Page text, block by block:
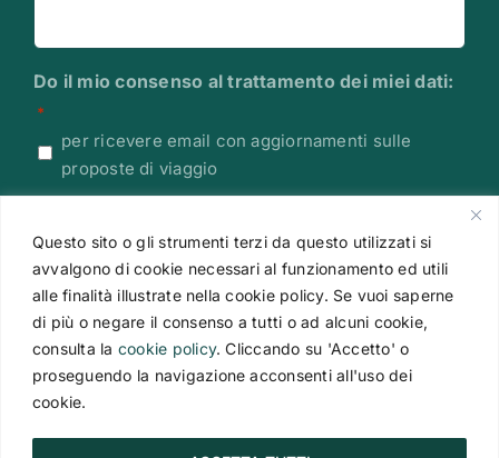
Questo sito o gli strumenti terzi da questo utilizzati si
avvalgono di cookie necessari al funzionamento ed utili
alle finalità illustrate nella cookie policy. Se vuoi saperne
di più o negare il consenso a tutti o ad alcuni cookie,
consulta la cookie policy. Cliccando su 'Accetto' o
proseguendo la navigazione acconsenti all'uso dei
cookie.
Do il mio consenso al trattamento dei miei dati:
*
per ricevere email con aggiornamenti sulle
proposte di viaggio
CAPTCHA